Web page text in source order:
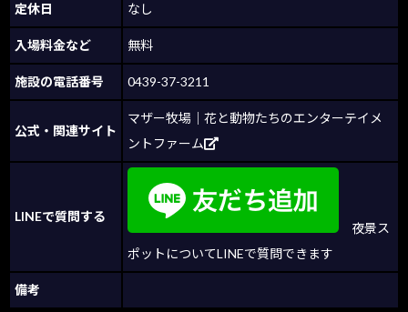
定休日 なし
入場料金など 無料
施設の電話番号 0439-37-3211
公式・関連サイト
マザー牧場｜花と動物たちのエンターテイメ
ントファーム
LINEで質問する
夜景ス
ポットについてLINEで質問できます
備考